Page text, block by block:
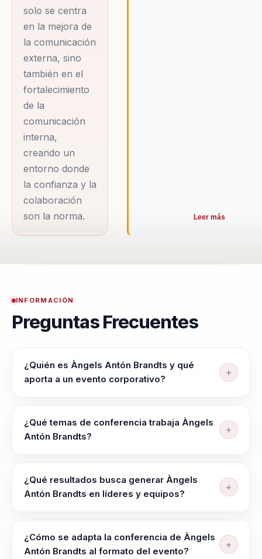
solo se centra
en la mejora de
la comunicación
externa, sino
también en el
fortalecimiento
de la
comunicación
interna,
creando un
entorno donde
la confianza y la
colaboración
son la norma.
Leer más
INFORMACIÓN
Preguntas Frecuentes
¿Quién es Àngels Antón Brandts y qué
aporta a un evento corporativo?
equipos comerciales y organizaciones que necesitan
comunicar con impacto a hacer mensajes complejos
Comunicación de Liderazgo para equipos
comerciales y de atencion al cliente
¿Qué temas de conferencia trabaja Àngels
Antón Brandts?
de Comunicación, Comunicación de Liderazgo,
Comunicación Auténtica, Liderazgo Auténtico,
¿Qué resultados busca generar Àngels
Antón Brandts en líderes y equipos?
decidir bajo presión, mejor coordinación entre líderes
y equipos y una conversación útil que se pueda
¿Cómo se adapta la conferencia de Àngels
Antón Brandts al formato del evento?